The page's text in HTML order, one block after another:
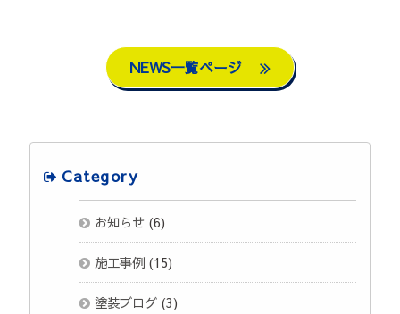
NEWS一覧ページ
Category
お知らせ (6)
施工事例 (15)
塗装ブログ (3)